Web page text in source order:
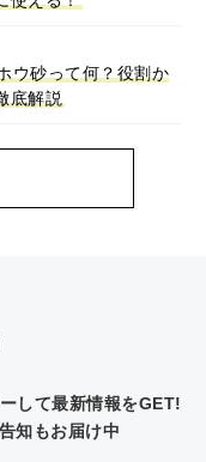
ウ砂って何？役割か
底解説
して最新情報をGET!
知もお届け中